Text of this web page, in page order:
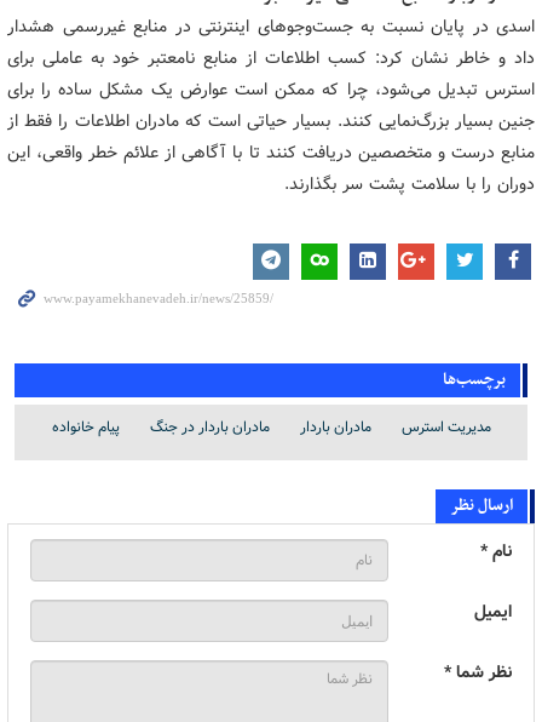
اسدی در پایان نسبت به جست‌وجوهای اینترنتی در منابع غیررسمی هشدار
داد و خاطر نشان کرد: کسب اطلاعات از منابع نامعتبر خود به عاملی برای
استرس تبدیل می‌شود، چرا که ممکن است عوارض یک مشکل ساده را برای
جنین بسیار بزرگ‌نمایی کنند. بسیار حیاتی است که مادران اطلاعات را فقط از
منابع درست و متخصصین دریافت کنند تا با آگاهی از علائم خطر واقعی، این
دوران را با سلامت پشت سر بگذارند.
برچسب‌ها
مدیریت استرس مادران باردار مادران باردار در جنگ پیام خانواده
ارسال نظر
نام *
ایمیل
نظر شما *